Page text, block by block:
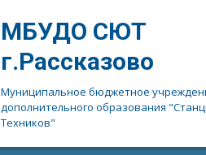
МБУДО СЮТ
г.Рассказово
Муниципальное бюджетное
дополнительного образования
Техников"